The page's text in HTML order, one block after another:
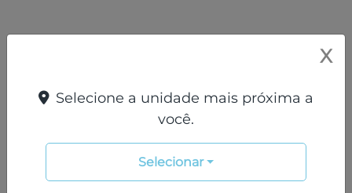
X
Selecione a unidade mais próxima a
você.
Selecionar